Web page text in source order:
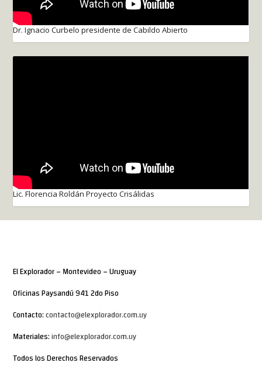
Dr. Ignacio Curbelo presidente de Cabildo Abierto
Lic. Florencia Roldán Proyecto Crisálidas
El Explorador – Montevideo – Uruguay
Oficinas Paysandú 941 2do Piso
Contacto:contacto@elexplorador.com.uy
Materiales:info@elexplorador.com.uy
Todos los Derechos Reservados